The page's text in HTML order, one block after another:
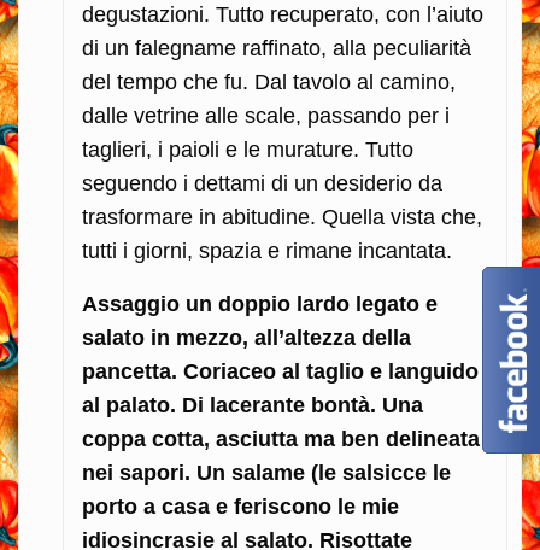
degustazioni. Tutto recuperato, con l’aiuto
di un falegname raffinato, alla peculiarità
del tempo che fu. Dal tavolo al camino,
dalle vetrine alle scale, passando per i
taglieri, i paioli e le murature. Tutto
seguendo i dettami di un desiderio da
trasformare in abitudine. Quella vista che,
tutti i giorni, spazia e rimane incantata.
Assaggio un doppio lardo legato e
salato in mezzo, all’altezza della
pancetta. Coriaceo al taglio e languido
al palato. Di lacerante bontà. Una
coppa cotta, asciutta ma ben delineata
nei sapori. Un salame (le salsicce le
porto a casa e feriscono le mie
idiosincrasie al salato. Risottate